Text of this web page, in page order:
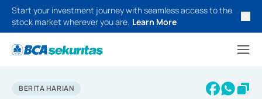
Start your investment journey with seamless access to the
stock market wherever you are. Learn More
BERITA HARIAN